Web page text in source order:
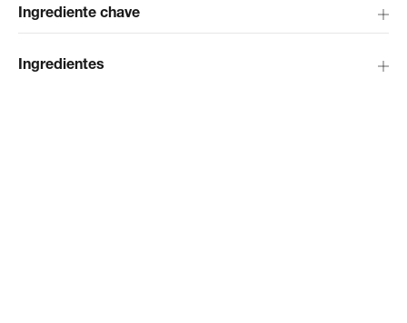
Ingrediente chave
Ingredientes